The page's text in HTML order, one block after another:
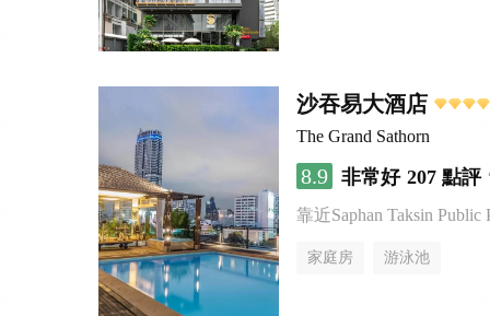
沙吞易大酒店
The Grand Sathorn
8.9 非常好 207 點評
靠近Saphan Taksin Public
家庭房 游泳池